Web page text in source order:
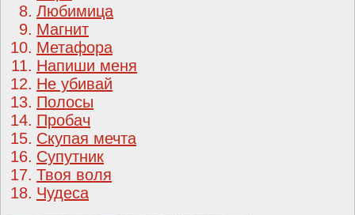
8. Любимица
9. Магнит
10. Метафора
11. Напиши меня
12. Не убивай
13. Полосы
14. Пробач
15. Скупая мечта
16. Супутник
17. Твоя воля
18. Чудеса